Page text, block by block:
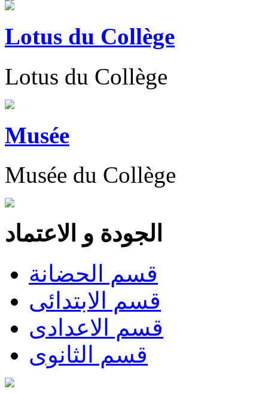
Lotus du Collège
Lotus du Collège
Musée
Musée du Collège
الجودة و الاعتماد
قسم الحضانة
قسم الابتدائى
قسم الاعدادى
قسم الثانوى